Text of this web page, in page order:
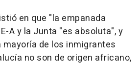
en que "la empanada
A y la Junta "es absoluta", y
de los inmigrantes
no son de origen africano,